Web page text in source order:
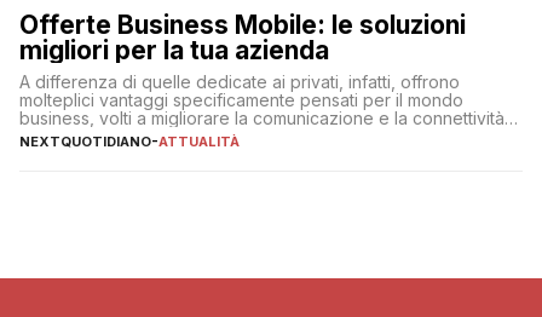
Offerte Business Mobile: le soluzioni
migliori per la tua azienda
A differenza di quelle dedicate ai privati, infatti, offrono
molteplici vantaggi specificamente pensati per il mondo
business, volti a migliorare la comunicazione e la connettività
degli utenti
NEXTQUOTIDIANO-ATTUALITÀ